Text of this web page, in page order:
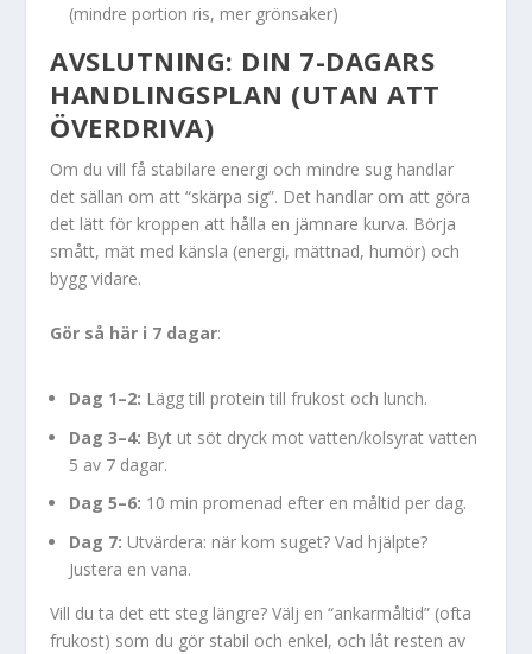
(mindre portion ris, mer grönsaker)
AVSLUTNING: DIN 7-DAGARS
HANDLINGSPLAN (UTAN ATT
ÖVERDRIVA)
Om du vill få stabilare energi och mindre sug handlar
det sällan om att “skärpa sig”. Det handlar om att göra
det lätt för kroppen att hålla en jämnare kurva. Börja
smått, mät med känsla (energi, mättnad, humör) och
bygg vidare.
Gör så här i 7 dagar:
Dag 1–2: Lägg till protein till frukost och lunch.
Dag 3–4: Byt ut söt dryck mot vatten/kolsyrat vatten
5 av 7 dagar.
Dag 5–6: 10 min promenad efter en måltid per dag.
Dag 7: Utvärdera: när kom suget? Vad hjälpte?
Justera en vana.
Vill du ta det ett steg längre? Välj en “ankarmåltid” (ofta
frukost) som du gör stabil och enkel, och låt resten av